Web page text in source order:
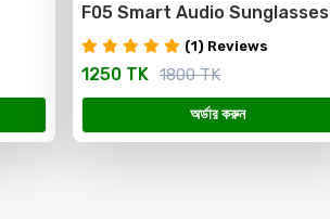
F05 Smart Audio Sunglasses
(1) Reviews
1250 TK 1800 TK
অর্ডার করুন